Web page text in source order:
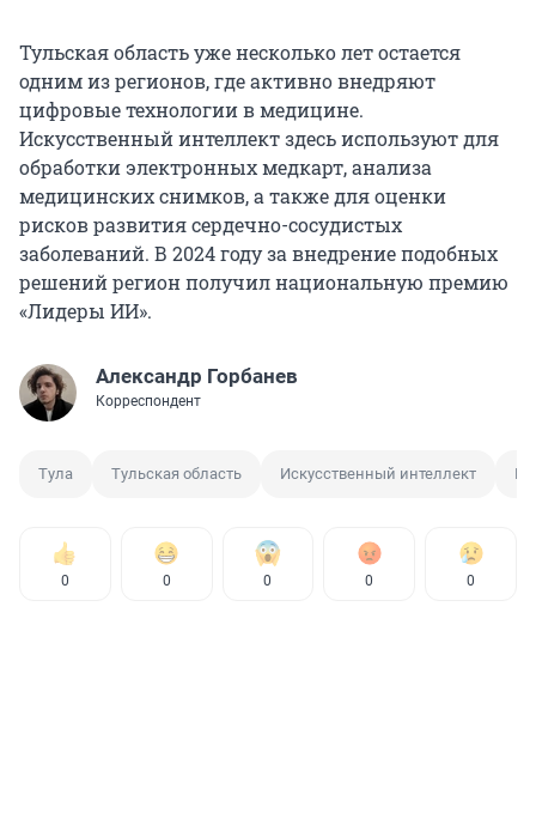
Тульская область уже несколько лет остается
одним из регионов, где активно внедряют
цифровые технологии в медицине.
Искусственный интеллект здесь используют для
обработки электронных медкарт, анализа
медицинских снимков, а также для оценки
рисков развития сердечно-сосудистых
заболеваний. В 2024 году за внедрение подобных
решений регион получил национальную премию
«Лидеры ИИ».
Александр Горбанев
Корреспондент
Тула Тульская область Искусственный интеллект
0 0 0 0 0